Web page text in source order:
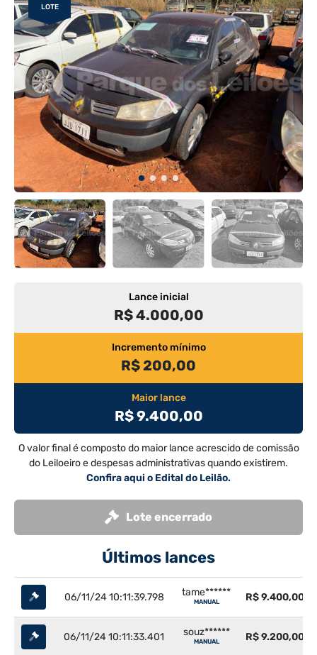
LOTE
Lance inicial
R$ 4.000,00
Incremento mínimo
R$ 200,00
Maior lance
R$ 9.400,00
O valor final é composto do maior lance acrescido de comissão
do Leiloeiro e despesas administrativas quando existirem.
Confira aqui o Edital do Leilão.
Lote encerrado
Últimos lances
06/11/24 10:11:39.798 tame******
MANUAL R$ 9.400,00
06/11/24 10:11:33.401 souz******
MANUAL R$ 9.200,00